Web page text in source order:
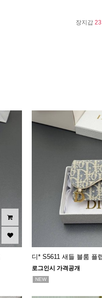
장지갑 23
디* S5611 새들 블룸 플
로그인시 가격공개
NEW